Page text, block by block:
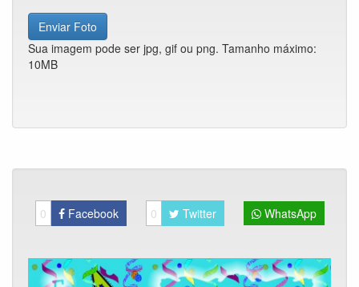
Enviar Foto
Sua imagem pode ser jpg, gif ou png. Tamanho máximo:
10MB
0 Facebook 0 Twitter WhatsApp